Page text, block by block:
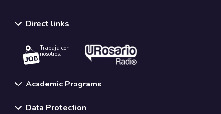
Direct links
Trabaja con
nosotros.
Academic Programs
Data Protection